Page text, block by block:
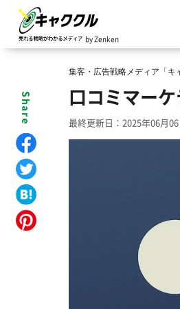
by Zenken
集客・広告戦略メディア「キ
口コミマー
最終更新日：2025年06月06